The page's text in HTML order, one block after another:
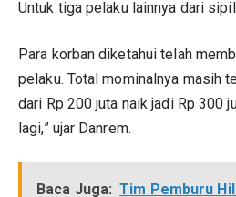
Untuk tiga pelaku lainnya dari
Para korban diketahui telah
pelaku. Total mominalnya masih
dari Rp 200 juta naik jadi Rp 300
lagi,” ujar Danrem.
Baca Juga: Tim Pemburu